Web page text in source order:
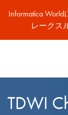
Informatica
レークス
TDWI